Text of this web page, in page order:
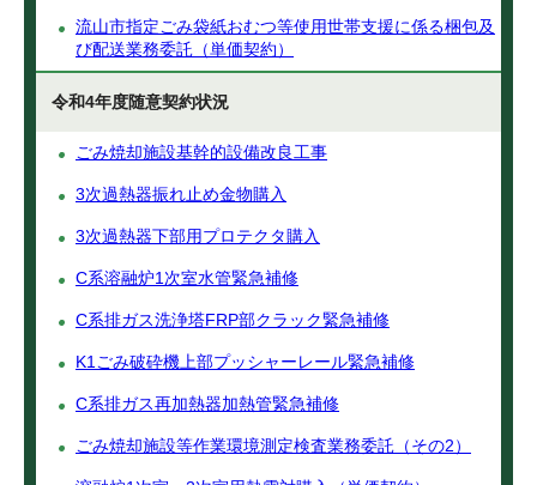
流山市指定ごみ袋紙おむつ等使用世帯支援に係る梱包及
び配送業務委託（単価契約）
令和4年度随意契約状況
ごみ焼却施設基幹的設備改良工事
3次過熱器振れ止め金物購入
3次過熱器下部用プロテクタ購入
C系溶融炉1次室水管緊急補修
C系排ガス洗浄塔FRP部クラック緊急補修
K1ごみ破砕機上部プッシャーレール緊急補修
C系排ガス再加熱器加熱管緊急補修
ごみ焼却施設等作業環境測定検査業務委託（その2）